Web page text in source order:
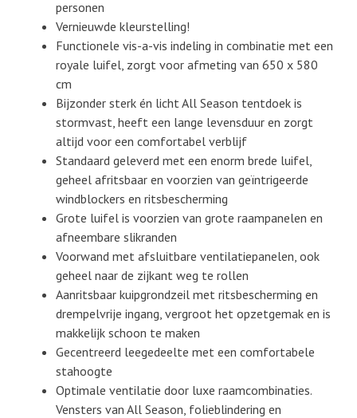
personen
Vernieuwde kleurstelling!
Functionele vis-a-vis indeling in combinatie met een
royale luifel, zorgt voor afmeting van 650 x 580
cm
Bijzonder sterk én licht All Season tentdoek is
stormvast, heeft een lange levensduur en zorgt
altijd voor een comfortabel verblijf
Standaard geleverd met een enorm brede luifel,
geheel afritsbaar en voorzien van geïntrigeerde
windblockers en ritsbescherming
Grote luifel is voorzien van grote raampanelen en
afneembare slikranden
Voorwand met afsluitbare ventilatiepanelen, ook
geheel naar de zijkant weg te rollen
Aanritsbaar kuipgrondzeil met ritsbescherming en
drempelvrije ingang, vergroot het opzetgemak en is
makkelijk schoon te maken
Gecentreerd leegedeelte met een comfortabele
stahoogte
Optimale ventilatie door luxe raamcombinaties.
Vensters van All Season, folieblindering en